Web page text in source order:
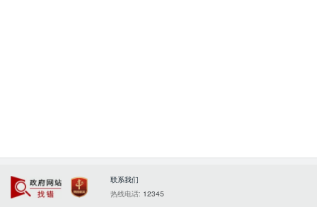
政府网站找错
党政机关
联系我们
热线电话: 12345